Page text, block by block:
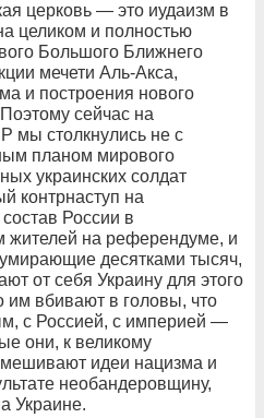
церковь — это иудаизм в
целиком и полностью
Большого Ближнего
мечети Аль-Акса,
и построения нового
сейчас на
мы столкнулись не с
планом мирового
украинских солдат
контрнаступ на
России в
жителей на референдуме, и
десятками тысяч,
от себя Украину для этого
вбивают в головы, что
с Россией, с империей —
они, к великому
идеи нацизма и
необандеровщину,
Украине.